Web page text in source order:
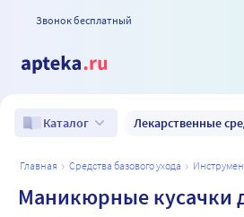
Звонок бесплатный
Каталог Лекарственные
главная средства базового ухода
Маникюрные кусачки